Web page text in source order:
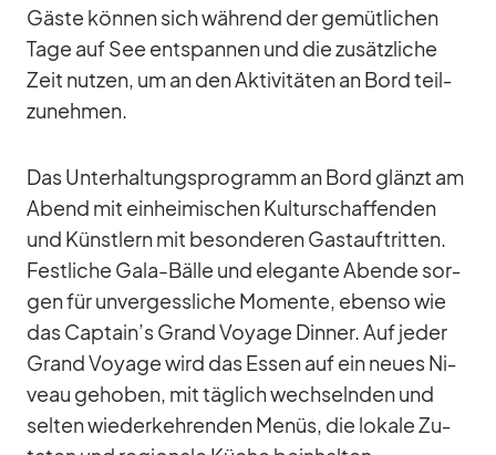
Gäste kön­nen sich wäh­rend der ge­müt­li­chen
Tage auf See ent­span­nen und die zu­sätz­li­che
Zeit nut­zen, um an den Ak­ti­vi­tä­ten an Bord teil­
zu­neh­men.
Das Un­ter­hal­tungs­pro­gramm an Bord glänzt am
Abend mit ein­hei­mi­schen Kul­tur­schaf­fen­den
und Künst­lern mit be­son­de­ren Gast­auf­trit­ten.
Fest­li­che Gala-Bälle und ele­gante Abende sor­
gen für un­ver­gess­li­che Mo­mente, ebenso wie
das Captain’s Grand Voyage Din­ner. Auf je­der
Grand Voyage wird das Es­sen auf ein neues Ni­
veau ge­ho­ben, mit täg­lich wech­seln­den und
sel­ten wie­der­keh­ren­den Me­nüs, die lo­kale Zu­